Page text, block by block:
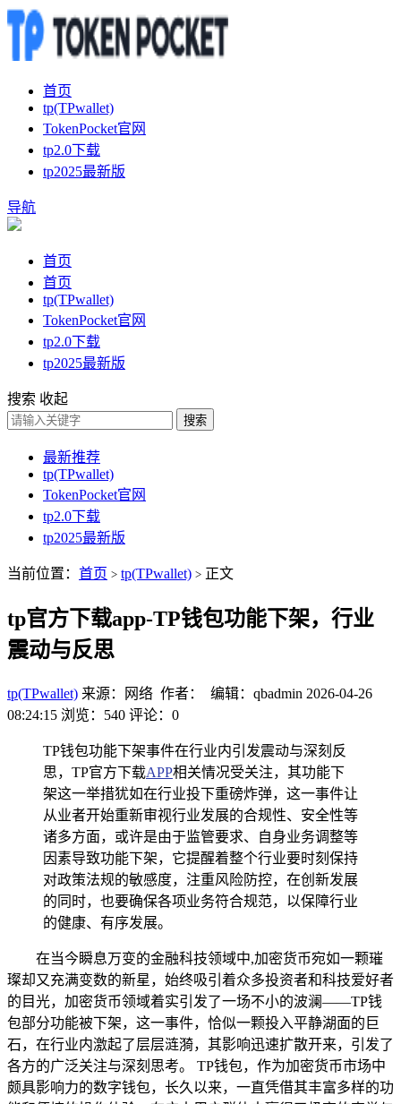
首页
tp(TPwallet)
TokenPocket官网
tp2.0下载
tp2025最新版
导航
首页
首页
tp(TPwallet)
TokenPocket官网
tp2.0下载
tp2025最新版
搜索 收起
搜索
最新推荐
tp(TPwallet)
TokenPocket官网
tp2.0下载
tp2025最新版
当前位置： 首页 > tp(TPwallet) > 正文
tp官方下载app-TP钱包功能下架，行业
震动与反思
tp(TPwallet) 来源：网络 作者： 编辑：qbadmin 2026-04-26
08:24:15 浏览：540 评论：0
TP钱包功能下架事件在行业内引发震动与深刻反
思，TP官方下载APP相关情况受关注，其功能下
架这一举措犹如在行业投下重磅炸弹，这一事件让
从业者开始重新审视行业发展的合规性、安全性等
诸多方面，或许是由于监管要求、自身业务调整等
因素导致功能下架，它提醒着整个行业要时刻保持
对政策法规的敏感度，注重风险防控，在创新发展
的同时，也要确保各项业务符合规范，以保障行业
的健康、有序发展。
在当今瞬息万变的金融科技领域中,加密货币宛如一颗璀
璨却又充满变数的新星，始终吸引着众多投资者和科技爱好者
的目光，加密货币领域着实引发了一场不小的波澜——TP钱
包部分功能被下架，这一事件，恰似一颗投入平静湖面的巨
石，在行业内激起了层层涟漪，其影响迅速扩散开来，引发了
各方的广泛关注与深刻思考。 TP钱包，作为加密货币市场中
颇具影响力的数字钱包，长久以来，一直凭借其丰富多样的功